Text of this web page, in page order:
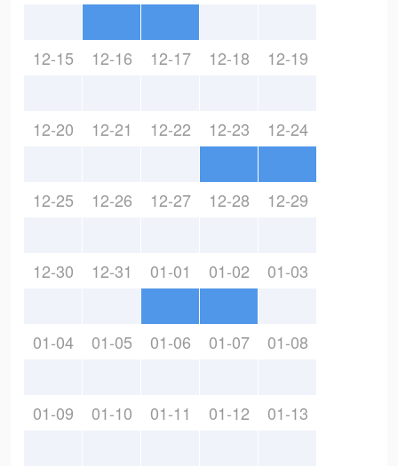
12-15 12-16 12-17 12-18 12-19
12-20 12-21 12-22 12-23 12-24
12-25 12-26 12-27 12-28 12-29
12-30 12-31 01-01 01-02 01-03
01-04 01-05 01-06 01-07 01-08
01-09 01-10 01-11 01-12 01-13